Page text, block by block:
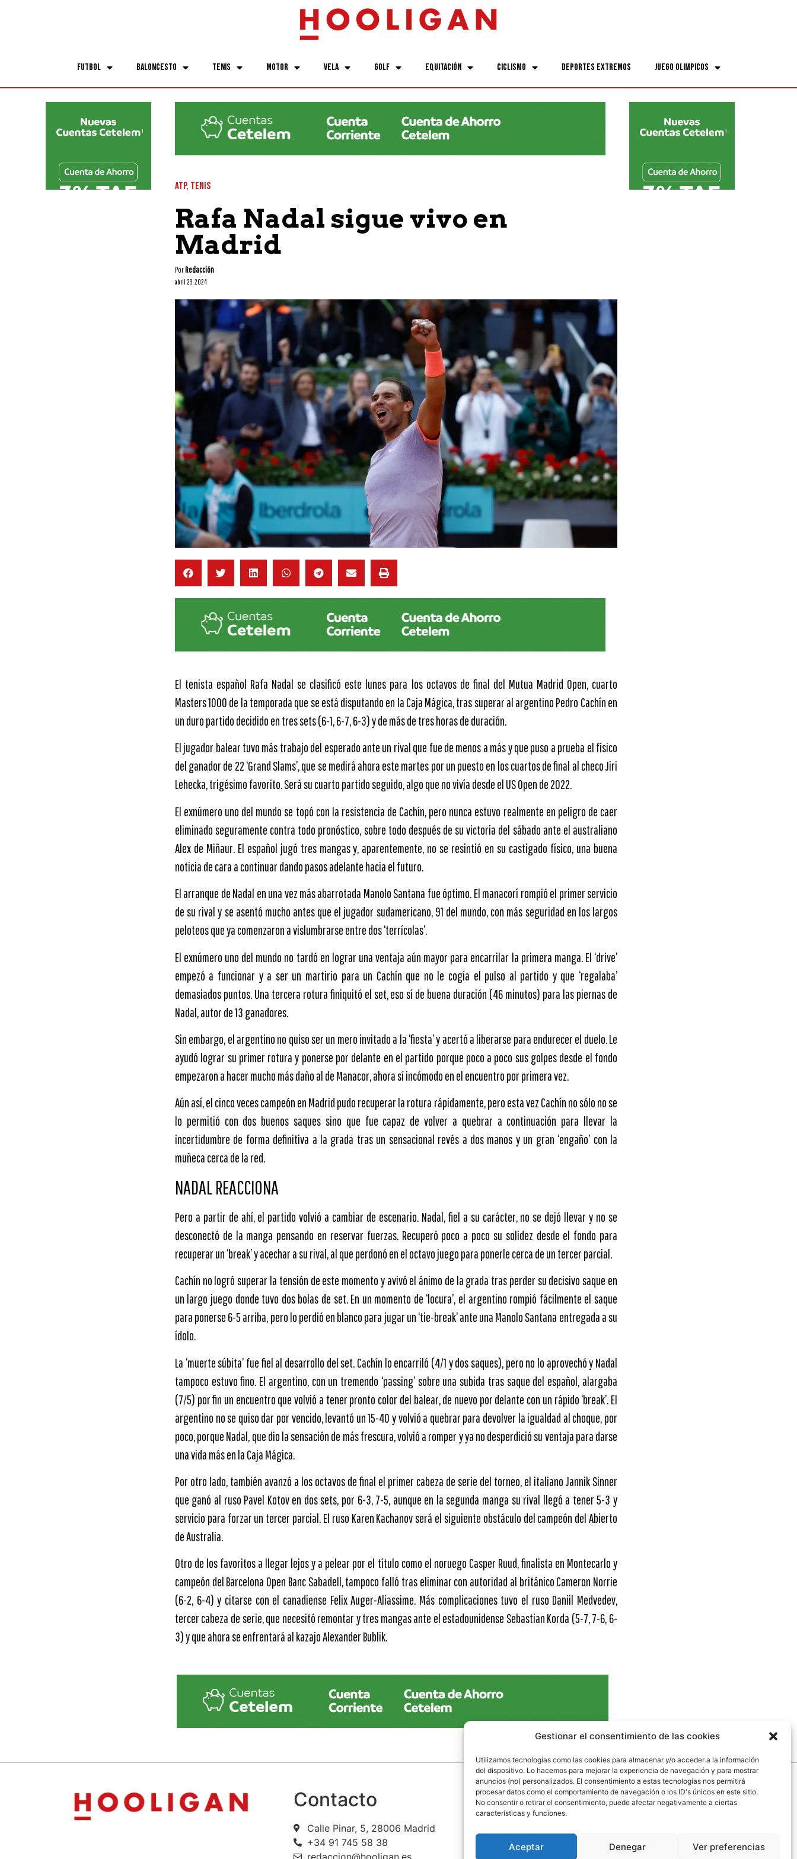
Gestionar el consentimiento de las cookies
Utilizamos tecnologías como las cookies para almacenar y/o acceder a la información
del dispositivo. Lo hacemos para mejorar la experiencia de navegación y para mostrar
anuncios (no) personalizados. El consentimiento a estas tecnologías nos permitirá
procesar datos como el comportamiento de navegación o los ID's únicos en este sitio.
No consentir o retirar el consentimiento, puede afectar negativamente a ciertas
características y funciones.
Aceptar Denegar Ver preferencias
Futbol Baloncesto Tenis Motor Vela Golf Equitación Ciclismo Deportes Extremos Juego Olimpicos
ATP, TENIS
Rafa Nadal sigue vivo en
Madrid
PorRedacción
abril 29, 2024
El tenista español Rafa Nadal se clasificó este lunes para los octavos de final del Mutua Madrid Open, cuarto
Masters 1000 de la temporada que se está disputando en la Caja Mágica, tras superar al argentino Pedro Cachín en
un duro partido decidido en tres sets (6-1, 6-7, 6-3) y de más de tres horas de duración.
El jugador balear tuvo más trabajo del esperado ante un rival que fue de menos a más y que puso a prueba el físico
del ganador de 22 ‘Grand Slams’, que se medirá ahora este martes por un puesto en los cuartos de final al checo Jiri
Lehecka, trigésimo favorito. Será su cuarto partido seguido, algo que no vivía desde el US Open de 2022.
El exnúmero uno del mundo se topó con la resistencia de Cachín, pero nunca estuvo realmente en peligro de caer
eliminado seguramente contra todo pronóstico, sobre todo después de su victoria del sábado ante el australiano
Alex de Miñaur. El español jugó tres mangas y, aparentemente, no se resintió en su castigado físico, una buena
noticia de cara a continuar dando pasos adelante hacia el futuro.
El arranque de Nadal en una vez más abarrotada Manolo Santana fue óptimo. El manacorí rompió el primer servicio
de su rival y se asentó mucho antes que el jugador sudamericano, 91 del mundo, con más seguridad en los largos
peloteos que ya comenzaron a vislumbrarse entre dos ‘terrícolas’.
El exnúmero uno del mundo no tardó en lograr una ventaja aún mayor para encarrilar la primera manga. El ‘drive’
empezó a funcionar y a ser un martirio para un Cachín que no le cogía el pulso al partido y que ‘regalaba’
demasiados puntos. Una tercera rotura finiquitó el set, eso sí de buena duración (46 minutos) para las piernas de
Nadal, autor de 13 ganadores.
Sin embargo, el argentino no quiso ser un mero invitado a la ‘fiesta’ y acertó a liberarse para endurecer el duelo. Le
ayudó lograr su primer rotura y ponerse por delante en el partido porque poco a poco sus golpes desde el fondo
empezaron a hacer mucho más daño al de Manacor, ahora sí incómodo en el encuentro por primera vez.
Aún así, el cinco veces campeón en Madrid pudo recuperar la rotura rápidamente, pero esta vez Cachín no sólo no se
lo permitió con dos buenos saques sino que fue capaz de volver a quebrar a continuación para llevar la
incertidumbre de forma definitiva a la grada tras un sensacional revés a dos manos y un gran ‘engaño’ con la
muñeca cerca de la red.
NADAL REACCIONA
Pero a partir de ahí, el partido volvió a cambiar de escenario. Nadal, fiel a su carácter, no se dejó llevar y no se
desconectó de la manga pensando en reservar fuerzas. Recuperó poco a poco su solidez desde el fondo para
recuperar un ‘break’ y acechar a su rival, al que perdonó en el octavo juego para ponerle cerca de un tercer parcial.
Cachín no logró superar la tensión de este momento y avivó el ánimo de la grada tras perder su decisivo saque en
un largo juego donde tuvo dos bolas de set. En un momento de ‘locura’, el argentino rompió fácilmente el saque
para ponerse 6-5 arriba, pero lo perdió en blanco para jugar un ‘tie-break’ ante una Manolo Santana entregada a su
ídolo.
La ‘muerte súbita’ fue fiel al desarrollo del set. Cachín lo encarriló (4/1 y dos saques), pero no lo aprovechó y Nadal
tampoco estuvo fino. El argentino, con un tremendo ‘passing’ sobre una subida tras saque del español, alargaba
(7/5) por fin un encuentro que volvió a tener pronto color del balear, de nuevo por delante con un rápido ‘break’. El
argentino no se quiso dar por vencido, levantó un 15-40 y volvió a quebrar para devolver la igualdad al choque, por
poco, porque Nadal, que dio la sensación de más frescura, volvió a romper y ya no desperdició su ventaja para darse
una vida más en la Caja Mágica.
Por otro lado, también avanzó a los octavos de final el primer cabeza de serie del torneo, el italiano Jannik Sinner
que ganó al ruso Pavel Kotov en dos sets, por 6-3, 7-5, aunque en la segunda manga su rival llegó a tener 5-3 y
servicio para forzar un tercer parcial. El ruso Karen Kachanov será el siguiente obstáculo del campeón del Abierto
de Australia.
Otro de los favoritos a llegar lejos y a pelear por el título como el noruego Casper Ruud, finalista en Montecarlo y
campeón del Barcelona Open Banc Sabadell, tampoco falló tras eliminar con autoridad al británico Cameron Norrie
(6-2, 6-4) y citarse con el canadiense Felix Auger-Aliassime. Más complicaciones tuvo el ruso Daniil Medvedev,
tercer cabeza de serie, que necesitó remontar y tres mangas ante el estadounidense Sebastian Korda (5-7, 7-6, 6-
3) y que ahora se enfrentará al kazajo Alexander Bublik.
Contacto
Calle Pinar, 5, 28006 Madrid
+34 91 745 58 38
redaccion@hooligan.es
Paginas legales
Politicas de privacidad
Politicas de cookies